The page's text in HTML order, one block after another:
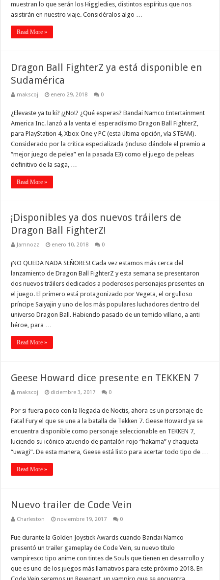
muestran lo que serán los Higgledies, distintos espíritus que nos
asistirán en nuestro viaje. Considéralos algo …
Read More »
Dragon Ball FighterZ ya está disponible en
Sudamérica
makscoj enero 29, 2018 0
¿Elevaste ya tu ki? ¡¿No!? ¿Qué esperas? Bandai Namco Entertainment
America Inc. lanzó a la venta el esperadísimo Dragon Ball FighterZ,
para PlayStation 4, Xbox One y PC (esta última opción, vía STEAM).
Considerado por la crítica especializada (incluso dándole el premio a
“mejor juego de pelea” en la pasada E3) como el juego de peleas
definitivo de la saga, …
Read More »
¡Disponibles ya dos nuevos tráilers de
Dragon Ball FighterZ!
Jamnozz enero 10, 2018 0
¡NO QUEDA NADA SEÑORES! Cada vez estamos más cerca del
lanzamiento de Dragon Ball FighterZ y esta semana se presentaron
dos nuevos tráilers dedicados a poderosos personajes presentes en
el juego. El primero está protagonizado por Vegeta, el orgulloso
príncipe Saiyajin y uno de los más populares luchadores dentro del
universo Dragon Ball. Habiendo pasado de un temido villano, a anti
héroe, para …
Read More »
Geese Howard dice presente en TEKKEN 7
makscoj diciembre 3, 2017 0
Por si fuera poco con la llegada de Noctis, ahora es un personaje de
Fatal Fury el que se une a la batalla de Tekken 7. Geese Howard ya se
encuentra disponible como personaje seleccionable en TEKKEN 7,
luciendo su icónico atuendo de pantalón rojo “hakama” y chaqueta
“uwagi”. De esta manera, Geese está listo para acertar todo tipo de …
Read More »
Nuevo trailer de Code Vein
Charleston noviembre 19, 2017 0
Fue durante la Golden Joystick Awards cuando Bandai Namco
presentó un trailer gameplay de Code Vein, su nuevo título
vampiresco tipo anime con tintes de Souls que tienen en desarrollo y
que es uno de los juegos más llamativos para este próximo 2018. En